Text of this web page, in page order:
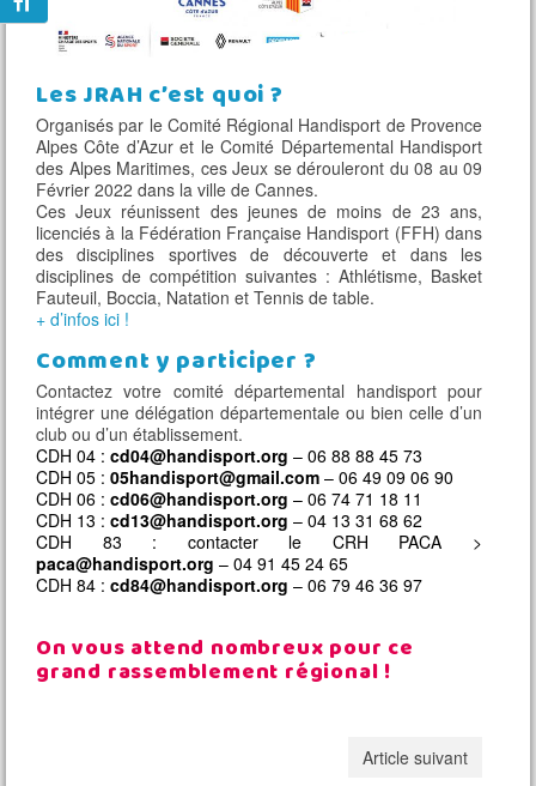
Les JRAH c’est quoi ?
Organisés par le Comité Régional Handisport de Provence
Alpes Côte d’Azur et le Comité Départemental Handisport
des Alpes Maritimes, ces Jeux se dérouleront du 08 au 09
Février 2022 dans la ville de Cannes.
Ces Jeux réunissent des jeunes de moins de 23 ans,
licenciés à la Fédération Française Handisport (FFH) dans
des disciplines sportives de découverte et dans les
disciplines de compétition suivantes : Athlétisme, Basket
Fauteuil, Boccia, Natation et Tennis de table.
+ d’infos ici !
Comment y participer ?
Contactez votre comité départemental handisport pour
intégrer une délégation départementale ou bien celle d’un
club ou d’un établissement.
CDH 04 : cd04@handisport.org – 06 88 88 45 73
CDH 05 : 05handisport@gmail.com – 06 49 09 06 90
CDH 06 : cd06@handisport.org – 06 74 71 18 11
CDH 13 : cd13@handisport.org – 04 13 31 68 62
CDH 83 : contacter le CRH PACA >
paca@handisport.org – 04 91 45 24 65
CDH 84 : cd84@handisport.org – 06 79 46 36 97
On vous attend nombreux pour ce
grand rassemblement régional !
Article suivant